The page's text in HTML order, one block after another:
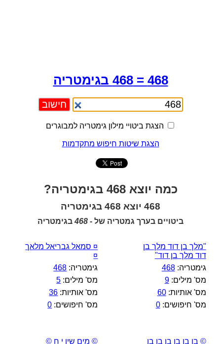
468 = 468 בגימטריה
הצגת ביטויי מילון גימטריה למבוגרים
הצגת שיטות חיפוש מתקדמות
כמה יוצא 468 בגימטריה?
468 יוצא 468 בגימטריה
ביטויים בערך גמטריה של - 468בגימטריה
"מלך בן דוד מלך בן
דוד מלך בן דוד"
גימטריה:468
מס' מילים:9
מס' אותיות:60
מס' חיפושים:0
¤ סמאל גבריאל מלאך
¤
גימטריה: 468
מס' מילים: 5
מס' אותיות: 36
מס' חיפושים: 0
© בן בן בן בן בן בן
© מים שין י ח ©